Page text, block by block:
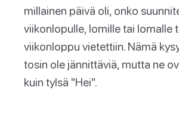
millainen päivä oli, onko
viikonlopulle, lomille tai lomalle
viikonloppu vietettiin. Nämä
tosin ole jännittäviä, mutta ne
kuin tylsä "Hei".